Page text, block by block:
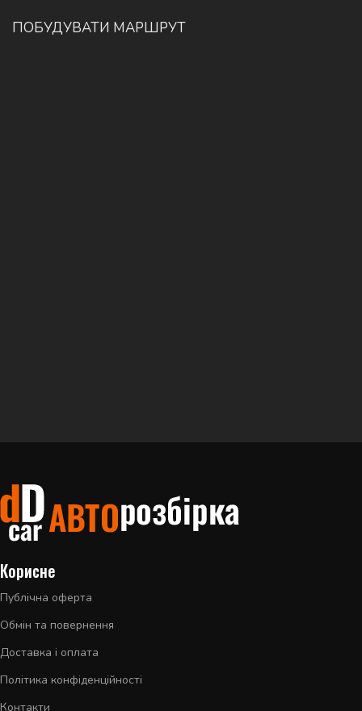
ПОБУДУВАТИ МАРШРУТ
Корисне
Публічна оферта
Обмін та повернення
Доставка і оплата
Політика конфіденційності
Контакти